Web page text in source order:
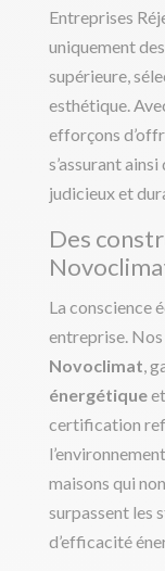
Entreprises
uniquement
supérieure,
esthétique.
efforçons
s’assurant
judicieux et
Des
La conscience
entreprise.
Novoclimat,
énergétiqueet
certification
maisons qui
surpassent les
d’efficacité